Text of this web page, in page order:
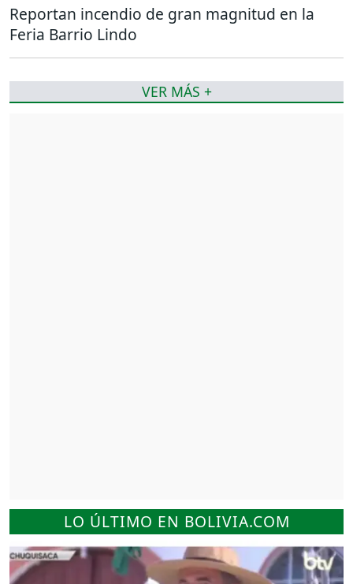
LO ÚLTIMO EN BOLIVIA.COM
Reportan incendio de gran magnitud en la
Feria Barrio Lindo
VER MÁS +